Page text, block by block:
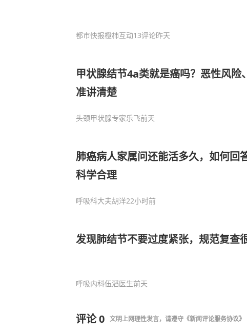
都市快报橙柿互动13评论昨天
甲状腺结节4a类就是癌吗？恶性风险
准讲清楚
头颈甲状腺专家乐飞前天
肺癌病人家属问还能活多久，如何回
科学合理
呼吸科大夫胡洋22小时前
发现肺结节不要过度紧张，规范复查
呼吸内科伍滔医生前天
评论0 文明上网理性发言，请遵守 《新闻评论服务协议》